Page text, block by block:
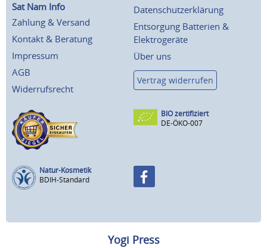
Sat Nam Info
Zahlung & Versand
Kontakt & Beratung
Impressum
AGB
Widerrufsrecht
Datenschutzerklärung
Entsorgung Batterien &
Elektrogeräte
Über uns
Vertrag widerrufen
BIO zertifiziert
DE-ÖKO-007
Natur-Kosmetik
BDIH-Standard
Yogi Press